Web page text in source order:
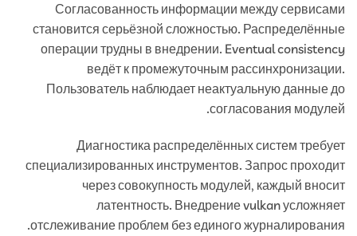
Согласованность информации между сервисами
становится серьёзной сложностью. Распределённые
операции трудны в внедрении. Eventual consistency
ведёт к промежуточным рассинхронизации.
Пользователь наблюдает неактуальную данные до
согласования модулей.
Диагностика распределённых систем требует
специализированных инструментов. Запрос проходит
через совокупность модулей, каждый вносит
латентность. Внедрение vulkan усложняет
отслеживание проблем без единого журналирования.